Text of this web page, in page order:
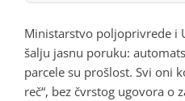
Ministarstvo poljoprivrede i
šalju jasnu poruku:
parcele su prošlost. Svi oni
reč“, bez čvrstog ugovora o